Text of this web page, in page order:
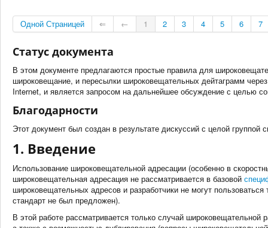
Одной Страницей ⇐ ← 1 2 3 4 5 6 7
Статус документа
В этом документе предлагаются простые правила для
широковещание, и пересылки широковещательных дейтаграмм
Internet, и является запросом на дальнейшее обсуждение с целью
Благодарности
Этот документ был создан в результате дискуссий с целой
1. Введение
Использование широковещательной адресации (особенно в
широковещательная адресация не рассматривается в базовой
широковещательных адресов и разработчики не могут
стандарт не был предложен).
В этой работе рассматривается только случай